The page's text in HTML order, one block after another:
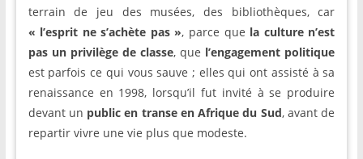
terrain de jeu des musées, des bibliothèques, car
« l’esprit ne s’achète pas », parce que la culture n’est
pas un privilège de classe, que l’engagement politique
est parfois ce qui vous sauve ; elles qui ont assisté à sa
renaissance en 1998, lorsqu’il fut invité à se produire
devant un public en transe en Afrique du Sud, avant de
repartir vivre une vie plus que modeste.